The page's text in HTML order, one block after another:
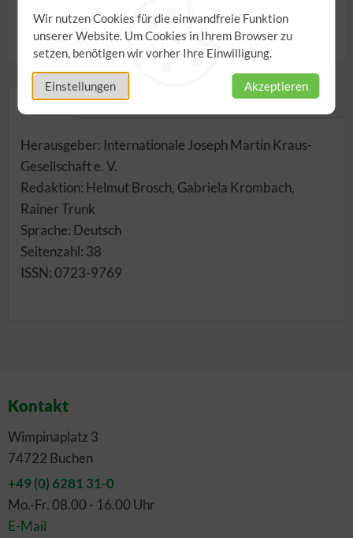
Wir nutzen Cookies für die einwandfreie Funktion
unserer Website. Um Cookies in Ihrem Browser zu
setzen, benötigen wir vorher Ihre Einwilligung.
Einstellungen Akzeptieren
Anzahl
Details
Herausgeber: Internationale Joseph Martin Kraus-
Gesellschaft e. V.
Redaktion: Helmut Brosch, Gabriela Krombach,
Rainer Trunk
Sprache: Deutsch
Seitenzahl: 38
ISSN: 0723-9769
Kontakt
Wimpinaplatz 3
74722 Buchen
+49 (0) 6281 31-0
Mo.-Fr. 08.00 - 16.00 Uhr
E-Mail